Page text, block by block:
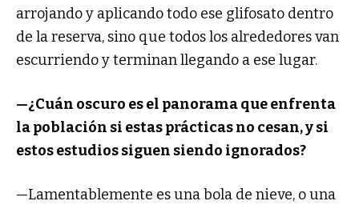
arrojando y aplicando todo ese glifosato dentro
de la reserva, sino que todos los alrededores van
escurriendo y terminan llegando a ese lugar.
—¿Cuán oscuro es el panorama que enfrenta
la población si estas prácticas no cesan, y si
estos estudios siguen siendo ignorados?
—Lamentablemente es una bola de nieve, o una